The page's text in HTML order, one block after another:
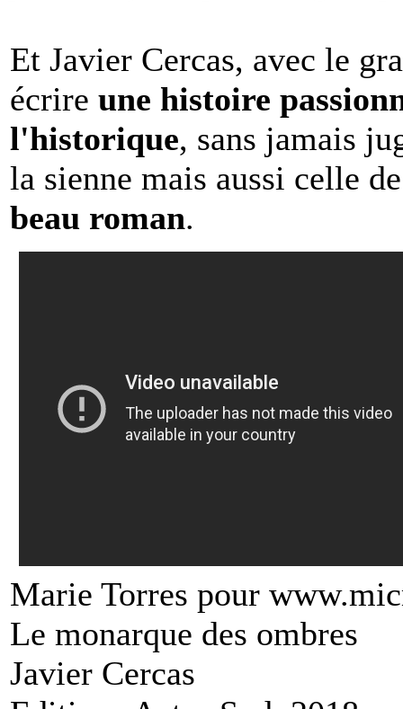
Et Javier Cercas, avec le
écrire une histoire
l'historique, sans jamais
la sienne mais aussi celle
beau roman.
Marie Torres pour
Le monarque des ombres
Javier Cercas